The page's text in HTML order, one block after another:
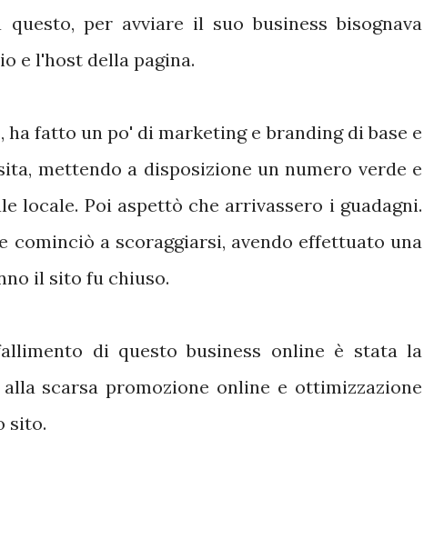
per avviare il suo business bisognava
e l'host della pagina.
fatto un po' di marketing e branding di base e
mettendo a disposizione un numero verde e
locale. Poi aspettò che arrivassero i guadagni.
cominciò a scoraggiarsi, avendo effettuato una
il sito fu chiuso.
di questo business online è stata la
scarsa promozione online e ottimizzazione
sito.